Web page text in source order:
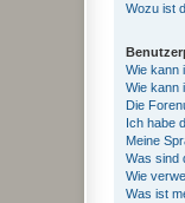
Wozu ist
Wie kann
Wie kann
Die
Ich habe
Meine
Was sind
Wie
Was ist